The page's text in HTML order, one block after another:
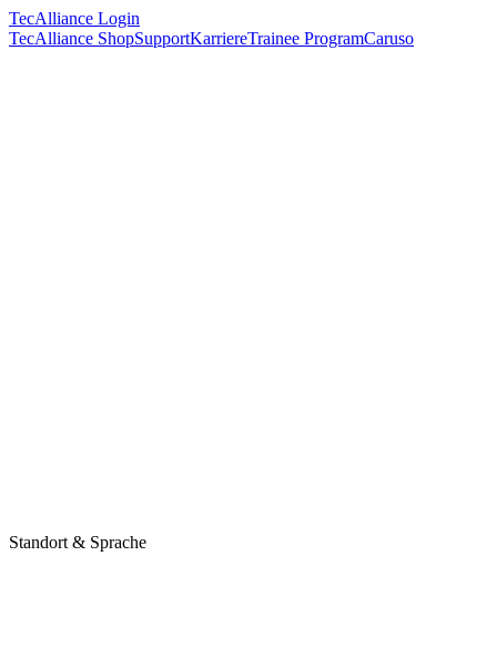
TecAlliance Login
TecAlliance ShopSupportKarriereTrainee ProgramCaruso
Standort & Sprache